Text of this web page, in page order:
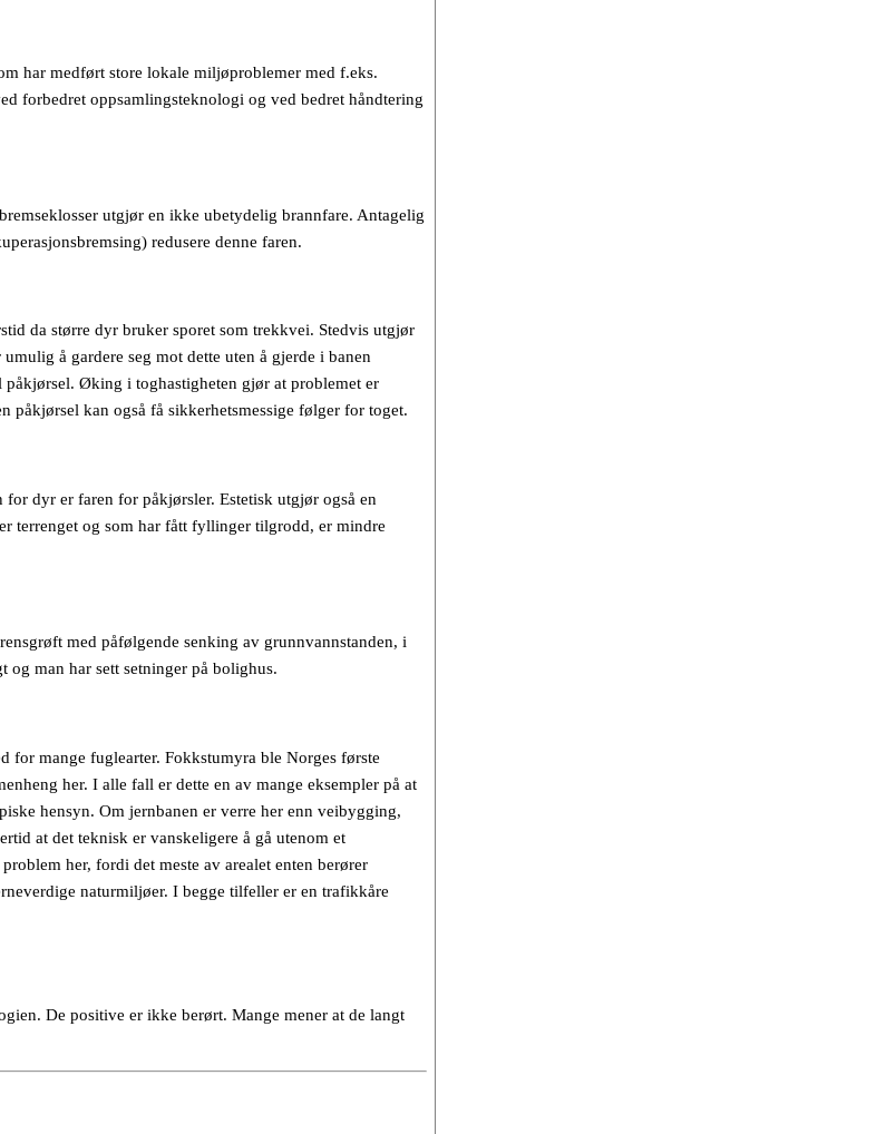
har medført store lokale miljøproblemer med f.eks.
forbedret oppsamlingsteknologi og ved bedret håndtering
utgjør en ikke ubetydelig brannfare. Antagelig
redusere denne faren.
da større dyr bruker sporet som trekkvei. Stedvis utgjør
å gardere seg mot dette uten å gjerde i banen
Øking i toghastigheten gjør at problemet er
påkjørsel kan også få sikkerhetsmessige følger for toget.
dyr er faren for påkjørsler. Estetisk utgjør også en
terrenget og som har fått fyllinger tilgrodd, er mindre
med påfølgende senking av grunnvannstanden, i
man har sett setninger på bolighus.
mange fuglearter. Fokkstumyra ble Norges første
her. I alle fall er dette en av mange eksempler på at
hensyn. Om jernbanen er verre her enn veibygging,
at det teknisk er vanskeligere å gå utenom et
her, fordi det meste av arealet enten berører
naturmiljøer. I begge tilfeller er en trafikkåre
De positive er ikke berørt. Mange mener at de langt